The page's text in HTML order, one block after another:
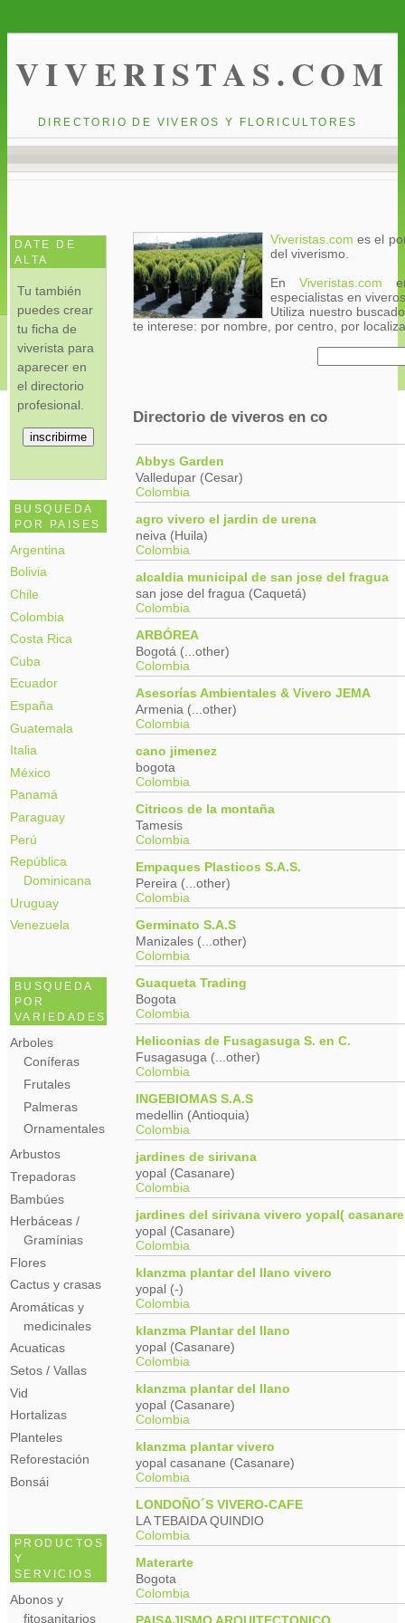
VIVERISTAS.COM
DIRECTORIO DE VIVEROS Y FLORICULTORES
DATE DE
ALTA
Tu también
puedes crear
tu ficha de
viverista para
aparecer en
el directorio
profesional.
BUSQUEDA
POR PAISES
Argentina
Bolivia
Chile
Colombia
Costa Rica
Cuba
Ecuador
España
Guatemala
Italia
México
Panamá
Paraguay
Perú
República
Dominicana
Uruguay
Venezuela
BUSQUEDA
POR
VARIEDADES
Arboles
Coníferas
Frutales
Palmeras
Ornamentales
Arbustos
Trepadoras
Bambúes
Herbáceas /
Gramínias
Flores
Cactus y crasas
Aromáticas y
medicinales
Acuaticas
Setos / Vallas
Vid
Hortalizas
Planteles
Reforestación
Bonsái
PRODUCTOS
Y
SERVICIOS
Abonos y
fitosanitarios
Viveristas.com es el
del viverismo.
En Viveristas.com
especialistas en
Utiliza nuestro
te interese: por nombre, por centro, por
Directorio de viveros en co
Abbys Garden
Valledupar (Cesar)
Colombia
agro vivero el jardin de urena
neiva (Huila)
Colombia
alcaldia municipal de san jose del fragua
san jose del fragua (Caquetá)
Colombia
ARBÓREA
Bogotá (...other)
Colombia
Asesorías Ambientales & Vivero JEMA
Armenia (...other)
Colombia
cano jimenez
bogota
Colombia
Citricos de la montaña
Tamesis
Colombia
Empaques Plasticos S.A.S.
Pereira (...other)
Colombia
Germinato S.A.S
Manizales (...other)
Colombia
Guaqueta Trading
Bogota
Colombia
Heliconias de Fusagasuga S. en C.
Fusagasuga (...other)
Colombia
INGEBIOMAS S.A.S
medellin (Antioquia)
Colombia
jardines de sirivana
yopal (Casanare)
Colombia
jardines del sirivana vivero yopal( casanare
yopal (Casanare)
Colombia
klanzma plantar del llano vivero
yopal (-)
Colombia
klanzma Plantar del llano
yopal (Casanare)
Colombia
klanzma plantar del llano
yopal (Casanare)
Colombia
klanzma plantar vivero
yopal casanane (Casanare)
Colombia
LONDOÑO´S VIVERO-CAFE
LA TEBAIDA QUINDIO
Colombia
Materarte
Bogota
Colombia